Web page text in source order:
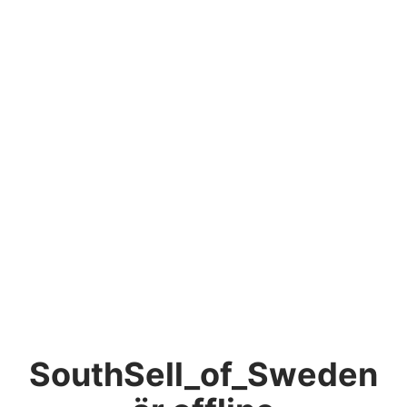
SouthSell_of_Sweden